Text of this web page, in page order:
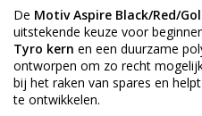
De Motiv Aspire Black/Red/
uitstekende keuze voor
Tyro kern en een duurzame
ontworpen om zo recht
bij het raken van spares en
te ontwikkelen.